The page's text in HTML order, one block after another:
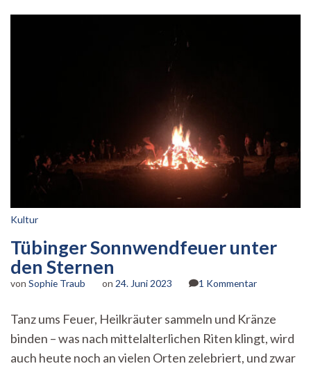
Kultur
Tübinger Sonnwendfeuer unter
den Sternen
von Sophie Traub on 24. Juni 2023 1 Kommentarzu
unter
den
Sternen
Tanz ums Feuer, Heilkräuter sammeln und Kränze
binden – was nach mittelalterlichen Riten klingt, wird
auch heute noch an vielen Orten zelebriert, und zwar